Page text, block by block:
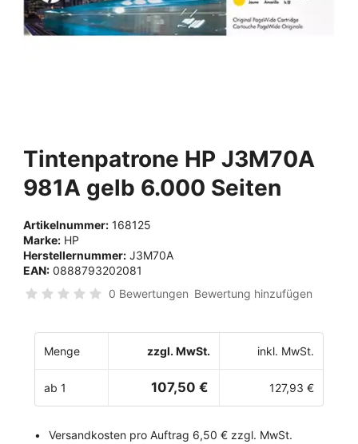
Tintenpatrone HP J3M70A
981A gelb 6.000 Seiten
Artikelnummer: 168125
Marke: HP
Herstellernummer: J3M70A
EAN: 0888793202081
0 Bewertungen Bewertung hinzufügen
Menge zzgl. MwSt. inkl. MwSt.
ab 1 107,50 € 127,93 €
Versandkosten pro Auftrag 6,50 € zzgl. MwSt.